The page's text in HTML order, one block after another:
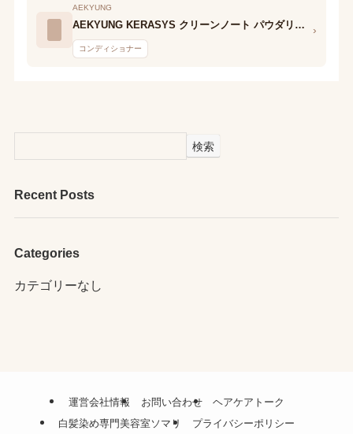
AEKYUNG
AEKYUNG KERASYS クリーンノート パウダリーコットン トリートメント
コンディショナー
›
検索
Recent Posts
Categories
カテゴリーなし
運営会社情報 お問い合わせ
ヘアケアトーク
白髪染め専門美容室ソマリ
プライバシーポリシー